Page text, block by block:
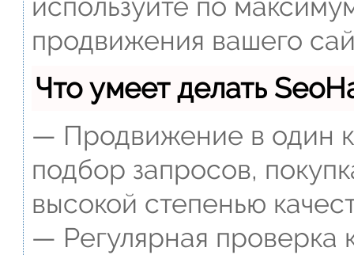
используйте по
продвижения вашего
Что умеет делать
— Продвижение в один
подбор запросов,
высокой степенью
— Регулярная проверка